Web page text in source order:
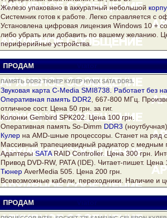
Железо упаковано в аккуратный небольшой
Системник готов к работе. Легко справляется с
Установлена цифровая лицензия Windows 10 +
либо убрать или добавить по вашему желанию.
периферийные устройства.
ПРОДАМ Viator
ПАМЯТЬ DDR2 ТЮНЕР КУЛЕР HYNIX SATA DDR3.
Звуковая карта C-Media SMI8738. Работает без
Оперативная память DDR2 , 667-800 МГц.
отличное сост. Цена 50 грн. за гиг.
Колонки Gembird SPK202. Цена 100 грн.
Оперативная память So-Dimm DDR3
Кулер на AMD-шные процессоры. Станет на ряд
Массивный трапециевидный радиатор с медным
АдаптерыSATARAID Controller. Цена 300 грн.
Привод DVD-RW, PATA (IDE). Читает-пишет. Цена
Тюнер AverMedia 505. Цена 200 грн.
Всевозможные кабели, переходники. Наличие и
ПРОДАМ Viator